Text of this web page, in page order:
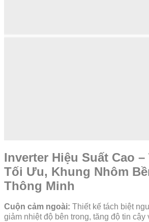
Inverter Hiệu Suất Cao
Tối Ưu, Khung Nhôm
Thông Minh
Cuộn cảm ngoài: Thiết kế tách biệt
giảm nhiệt độ bên trong, tăng độ tin cậy